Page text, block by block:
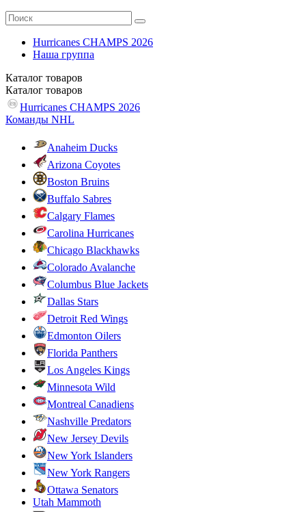
Hurricanes CHAMPS 2026
Наша группа
Каталог товаров
Каталог товаров
Hurricanes CHAMPS 2026
Команды NHL
Anaheim Ducks
Arizona Coyotes
Boston Bruins
Buffalo Sabres
Calgary Flames
Carolina Hurricanes
Chicago Blackhawks
Colorado Avalanche
Columbus Blue Jackets
Dallas Stars
Detroit Red Wings
Edmonton Oilers
Florida Panthers
Los Angeles Kings
Minnesota Wild
Montreal Canadiens
Nashville Predators
New Jersey Devils
New York Islanders
New York Rangers
Ottawa Senators
Utah Mammoth